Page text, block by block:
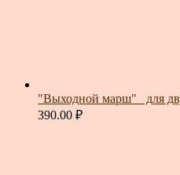
"Выходной марш"_ для
390.00 ₽